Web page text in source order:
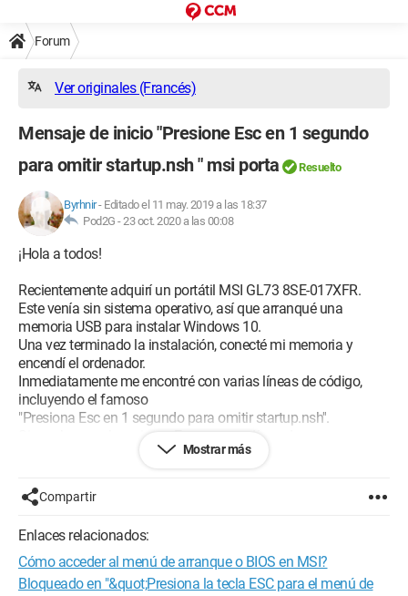
Forum
Ver originales (Francés)
Mensaje de inicio "Presione Esc en 1 segundo
para omitir startup.nsh " msi porta
Resuelto
Byrhnir- Editado el 11 may. 2019 a las 18:37
Pod2G -23 oct. 2020 a las 00:08
¡Hola a todos!
Recientemente adquirí un portátil MSI GL73 8SE-017XFR.
Este venía sin sistema operativo, así que arranqué una
memoria USB para instalar Windows 10.
Una vez terminado la instalación, conecté mi memoria y
encendí el ordenador.
Inmediatamente me encontré con varias líneas de código,
incluyendo el famoso
"Presiona Esc en 1 segundo para omitir startup.nsh''.
Sin embargo, al presionar Esc, no sucedía nada.
Después de algunas investigaciones, aprendí que escribiendo
Después de esto, la instalación de Windows se realizó sin
problemas y el ordenador funciona perfectamente.
Sin embargo, cada vez que enciendo mi ordenador, el
mensaje regresa, haciéndome volver a escribir ''Exit'' una vez
más.
Mostrar más
Compartir
Enlaces relacionados:
Cómo acceder al menú de arranque o BIOS en MSI?
Bloqueado en "&quot;Presiona la tecla ESC para el menú de